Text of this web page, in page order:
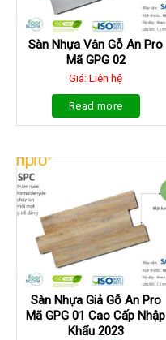
Sàn Nhựa Vân Gỗ An Pro
Mã GPG 02
Giá: Liên hệ
Read more
Sàn Nhựa Giả Gỗ An Pro
Mã GPG 01 Cao Cấp Nhập
Khẩu 2023